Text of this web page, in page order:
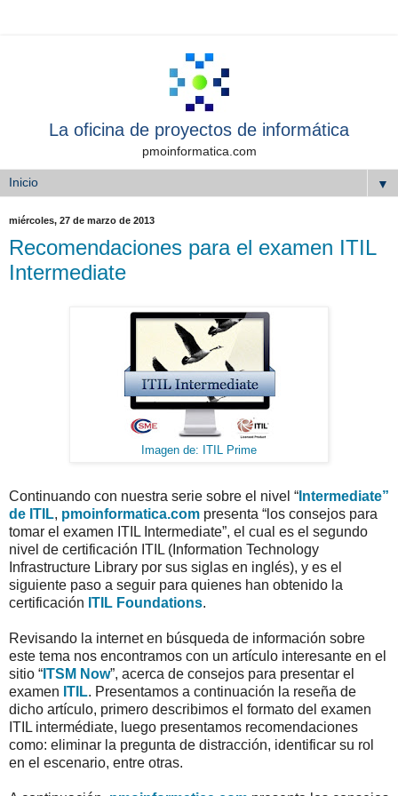
La oficina de proyectos de informática
pmoinformatica.com
▼
miércoles, 27 de marzo de 2013
Recomendaciones para el examen ITIL
Intermediate
Imagen de: ITIL Prime
Continuando con nuestra serie sobre el nivel “ Intermediate”
de ITIL, pmoinformatica.com presenta “los consejos para
tomar el examen ITIL Intermediate”, el cual es el segundo
nivel de certificación ITIL (Information Technology
Infrastructure Library por sus siglas en inglés), y es el
siguiente paso a seguir para quienes han obtenido la
certificación ITIL Foundations.
Revisando la internet en búsqueda de información sobre
este tema nos encontramos con un artículo interesante en el
sitio “ ITSM Now”, acerca de consejos para presentar el
examen ITIL. Presentamos a continuación la reseña de
dicho artículo, primero describimos el formato del examen
ITIL intermédiate, luego presentamos recomendaciones
como: eliminar la pregunta de distracción, identificar su rol
en el escenario, entre otras.